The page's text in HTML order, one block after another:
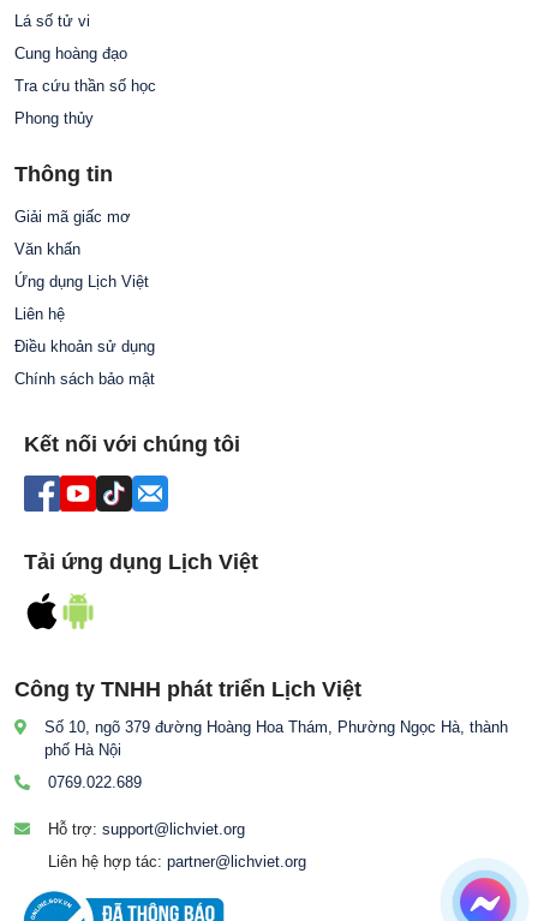
Công ty TNHH phát triển Lịch Việt
Số 10, ngõ 379 đường Hoàng Hoa Thám, Phường Ngọc Hà, thành
phố Hà Nội
0769.022.689
Hỗ trợ: support@lichviet.org
Liên hệ hợp tác: partner@lichviet.org
Lá số tử vi
Cung hoàng đạo
Tra cứu thần số học
Phong thủy
Thông tin
Giải mã giấc mơ
Văn khấn
Ứng dụng Lịch Việt
Liên hệ
Điều khoản sử dụng
Chính sách bảo mật
Kết nối với chúng tôi
Tải ứng dụng Lịch Việt